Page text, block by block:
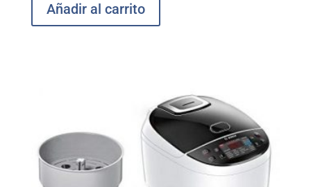
Añadir al carrito